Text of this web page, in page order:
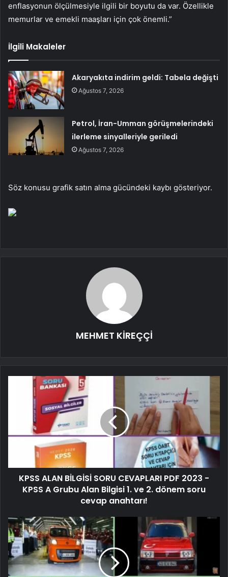
enflasyonun ölçülmesiyle ilgili bir boyutu da var. Özellikle
memurlar ve emekli maaşları için çok önemli.”
İlgili Makaleler
Akaryakıta indirim geldi: Tabela değişti
Ağustos 7, 2026
Petrol, İran-Umman görüşmelerindeki
ilerleme sinyalleriyle geriledi
Ağustos 7, 2026
Söz konusu grafik satın alma gücündeki kaybı gösteriyor.
MEHMET KİREÇÇİ
KPSS ALAN BİLGİSİ SORU CEVAPLARI PDF 2023 -
KPSS A Grubu Alan Bilgisi 1. ve 2. dönem soru
cevap anahtarı!